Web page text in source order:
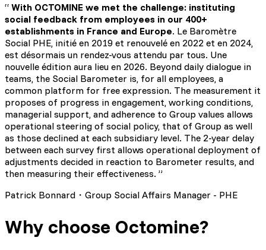
“ With OCTOMINE we met the challenge: instituting
social feedback from employees in our 400+
establishments in France and Europe. Le Baromètre
Social PHE, initié en 2019 et renouvelé en 2022 et en 2024,
est désormais un rendez-vous attendu par tous. Une
nouvelle édition aura lieu en 2026. Beyond daily dialogue in
teams, the Social Barometer is, for all employees, a
common platform for free expression. The measurement it
proposes of progress in engagement, working conditions,
managerial support, and adherence to Group values allows
operational steering of social policy, that of Group as well
as those declined at each subsidiary level. The 2-year delay
between each survey first allows operational deployment of
adjustments decided in reaction to Barometer results, and
then measuring their effectiveness. ”
Patrick Bonnard・Group Social Affairs Manager - PHE
Why choose Octomine?